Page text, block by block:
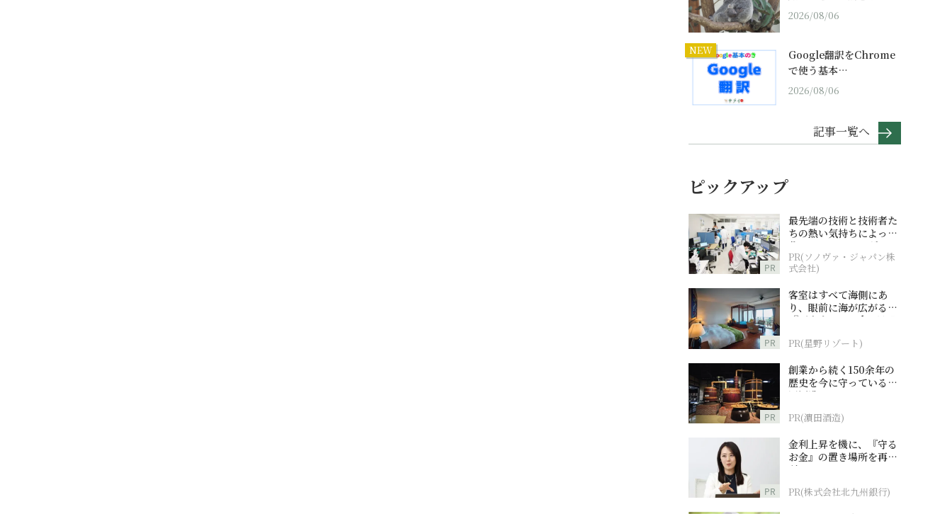
2026/08/06
NEW
Google翻訳をChrome
で使う基本…
2026/08/06
記事一覧へ
ピックアップ
PR
最先端の技術と技術者た
ちの熱い気持ちによって
作られているオーダーメ
イド補聴器
PR(ソノヴァ・ジャパン株
式会社)
PR
客室はすべて海側にあ
り、眼前に海が広がる
『西表島ホテル by 星野
PR(星野リゾート)
PR
創業から続く150余年の
歴史を今に守っている濵
田酒造
PR(濵田酒造)
PR
金利上昇を機に、『守る
お金』の置き場所を再検
討
PR(株式会社北九州銀行)